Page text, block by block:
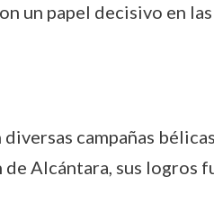
un papel decisivo en
campañas
Alcántara, sus logros